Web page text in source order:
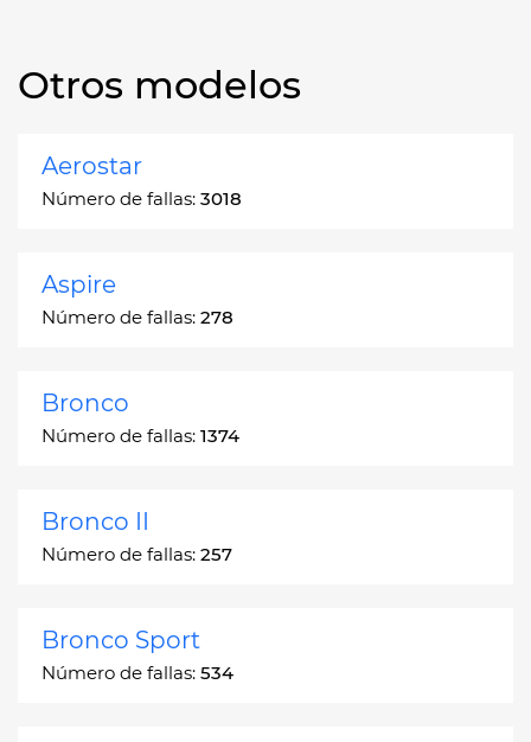
Otros modelos
Aerostar
Número de fallas: 3018
Aspire
Número de fallas: 278
Bronco
Número de fallas: 1374
Bronco II
Número de fallas: 257
Bronco Sport
Número de fallas: 534